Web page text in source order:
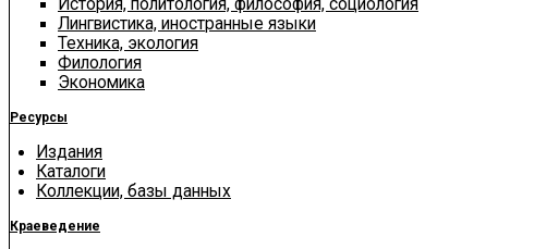
История, политология, философия, социология
Лингвистика, иностранные языки
Техника, экология
Филология
Экономика
Ресурсы
Издания
Каталоги
Коллекции, базы данных
Краеведение